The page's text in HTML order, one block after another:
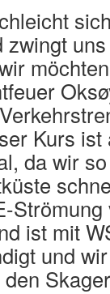
Kurs ist
da wir
ist mit
und